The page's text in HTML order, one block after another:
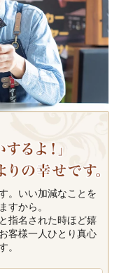
。いい加減なことを
すから。
指名された時ほど嬉
客様一人ひとり真心
。